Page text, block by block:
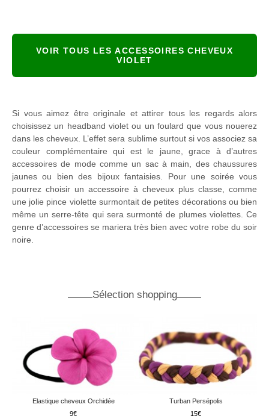
VOIR TOUS LES ACCESSOIRES CHEVEUX
VIOLET
Si vous aimez être originale et attirer tous les regards alors
choisissez un headband violet ou un foulard que vous nouerez
dans les cheveux. L’effet sera sublime surtout si vos associez sa
couleur complémentaire qui est le jaune, grace à d’autres
accessoires de mode comme un sac à main, des chaussures
jaunes ou bien des bijoux fantaisies. Pour une soirée vous
pourrez choisir un accessoire à cheveux plus classe, comme
une jolie pince violette surmontait de petites décorations ou bien
même un serre-tête qui sera surmonté de plumes violettes. Ce
genre d’accessoires se mariera très bien avec votre robe du soir
noire.
Sélection shopping
Elastique cheveux Orchidée
9
Turban Persépolis
15